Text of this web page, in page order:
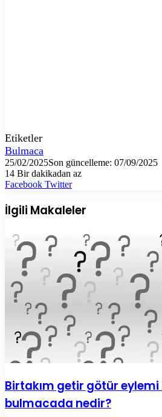
Etiketler
Bulmaca
25/02/2025Son güncelleme: 07/09/2025
14 Bir dakikadan az
Facebook TwitterLinkedIn
Tumblr
Pinterest
Reddit
VKontakte
E-
ile
paylaş
Yazdır
İlgili Makaleler
Birtakım getir götür eylemi
bulmacada nedir?